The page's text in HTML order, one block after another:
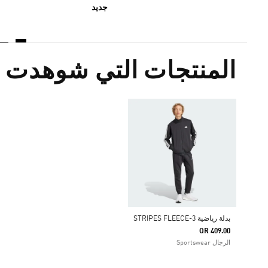
جديد
المنتجات التي شوهدت
بدلة رياضية 3-STRIPES FLEECE
QR 409.00
الرجال Sportswear